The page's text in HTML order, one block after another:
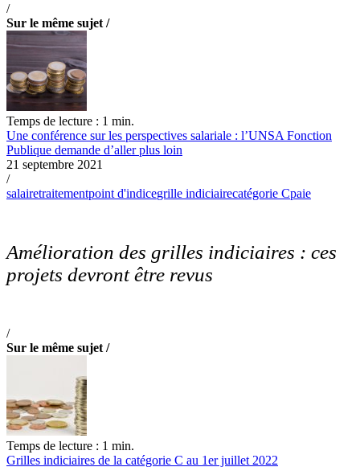
/
Sur le même sujet /
Temps de lecture : 1 min.
Une conférence sur les perspectives salariale : l’UNSA Fonction
Publique demande d’aller plus loin
21 septembre 2021
/
salairetraitementpoint d'indicegrille indiciairecatégorie Cpaie
Amélioration des grilles indiciaires : ces
projets devront être revus
/
Sur le même sujet /
Temps de lecture : 1 min.
Grilles indiciaires de la catégorie C au 1er juillet 2022